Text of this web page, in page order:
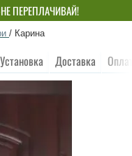
ПЕРЕПЛАЧИВАЙ!
/ Карина
Установка Доставка